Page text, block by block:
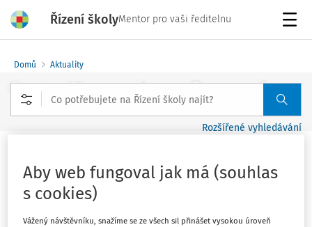
Řízení školyMentor pro vaši ředitelnu
Domů Aktuality
Rozšířené vyhledávání
Webinář – Spisová služba pro školy
11. 11. 2021
1 minuta čtení
Aby web fungoval jak má (souhlas
s cookies)
Vážený návštěvníku, snažíme se ze všech sil přinášet vysokou úroveň